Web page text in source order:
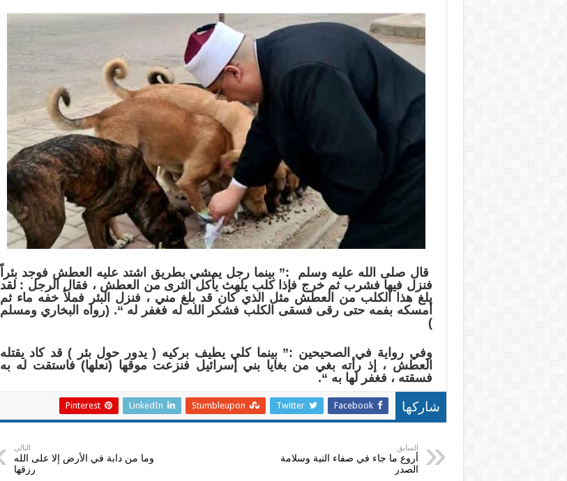
من
مغلقة
قال صلى الله عليه وسلم :” بينما رجل يمشي بطريق اشتد عليه العطش فوجد بئراً
فنزل فيها فشرب ثم خرج فإذا كلب يلهث يأكل الثرى من العطش ، فقال الرجل : لقد
بلغ هذا الكلب من العطش مثل الذي كان قد بلغ مني ، فنزل البئر فملأ خفه ماء ثم
أمسكه بفمه حتى رقى فسقى الكلب فشكر الله له فغفر له “. (رواه البخاري ومسلم
)
وفي رواية في الصحيحين :” بينما كلي يطيف بركيه ( يدور حول بئر ) قد كاد يقتله
العطش ، إذ رأته بغي من بغايا بني إسرائيل فنزعت موقها (نعلها) فاستقت له به
فسقته ، فغفر لها به “.
شاركها Facebook
Twitter
Stumbleupon
LinkedIn
Pinterest
السابق
أروع ما جاء في صفاء النية وسلامة
الصدر
التالي
وما من دابة في الأرض إلا على الله
رزقها